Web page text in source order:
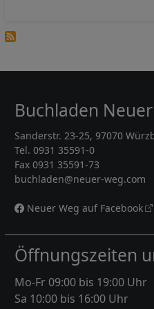
Buchladen
Sanderstr. 23-25, 97070
Tel. 0931 35591-0
Fax 0931 35591-73
buchladen@neuer-weg.com
Neuer Weg auf Facebook
Öffnungszeiten
Mo-Fr 09:00 bis 19:00 Uhr
Sa 10:00 bis 16:00 Uhr